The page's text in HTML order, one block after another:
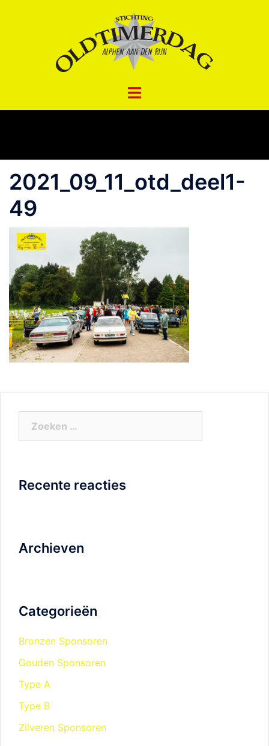
2021_09_11_otd_deel1-
49
Recente reacties
Archieven
Categorieën
Bronzen Sponsoren
Gouden Sponsoren
Type A
Type B
Zilveren Sponsoren